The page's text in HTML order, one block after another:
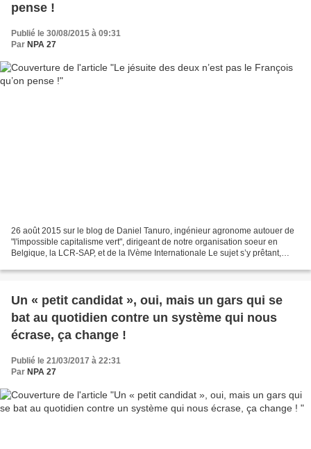
pense !
Publié le 30/08/2015 à 09:31
Par NPA 27
26 août 2015 sur le blog de Daniel Tanuro, ingénieur agronome autouer de
"l'impossible capitalisme vert", dirigeant de notre organisation soeur en
Belgique, la LCR-SAP, et de la IVème Internationale Le sujet s’y prêtant,
Un « petit candidat », oui, mais un gars qui se
bat au quotidien contre un système qui nous
écrase, ça change !
Publié le 21/03/2017 à 22:31
Par NPA 27